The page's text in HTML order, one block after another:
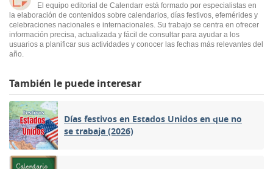
El equipo editorial de Calendarr está formado por especialistas en
la elaboración de contenidos sobre calendarios, días festivos, efemérides y
celebraciones nacionales e internacionales. Su trabajo se centra en ofrecer
información precisa, actualizada y fácil de consultar para ayudar a los
usuarios a planificar sus actividades y conocer las fechas más relevantes del
año.
También le puede interesar
Días festivos en Estados Unidos en que no
se trabaja (2026)